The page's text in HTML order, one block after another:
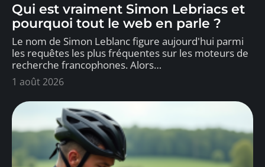
Qui est vraiment Simon Lebriacs et
pourquoi tout le web en parle ?
Le nom de Simon Leblanc figure aujourd'hui parmi
les requêtes les plus fréquentes sur les moteurs de
recherche francophones. Alors…
1 août 2026